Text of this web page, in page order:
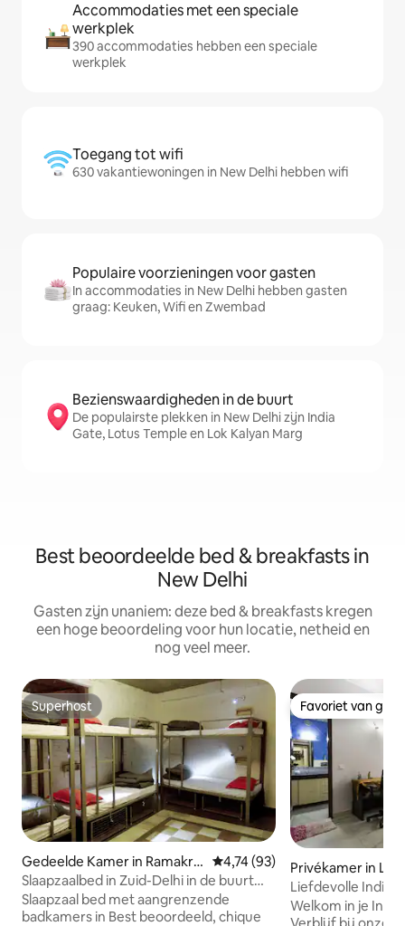
Accommodaties met een speciale
werkplek
390 accommodaties hebben een speciale
werkplek
Toegang tot wifi
630 vakantiewoningen in New Delhi hebben wifi
Populaire voorzieningen voor gasten
In accommodaties in New Delhi hebben gasten
graag: Keuken, Wifi en Zwembad
Bezienswaardigheden in de buurt
De populairste plekken in New Delhi zijn India
Gate, Lotus Temple en Lok Kalyan Marg
Best beoordeelde bed & breakfasts in
New Delhi
Gasten zijn unaniem: deze bed & breakfasts kregen
een hoge beoordeling voor hun locatie, netheid en
nog veel meer.
Superhost
Superhost
Gedeelde Kamer in Ramakris
hna Puram
Gemiddelde beoordeling van
4,74 (93)
Slaapzaalbed in Zuid-Delhi in de buurt
van Bhikaji & Safdarjung
Slaapzaal bed met aangrenzende
badkamers in Best beoordeeld, chique
Favoriet van
Favoriet van
Privékamer in
Liefdevolle
minuten naar
Welkom in je